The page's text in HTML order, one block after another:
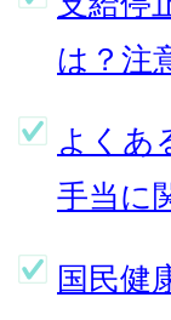
は？注
よくあ
手当に
国民健